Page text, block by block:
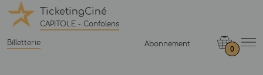
TicketingCiné
CAPITOLE - Confolens
Billetterie Abonnement
0